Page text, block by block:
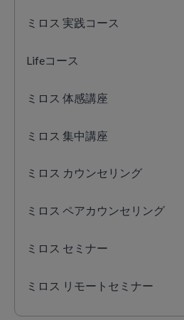
ミロス 実践コース
Lifeコース
ミロス 体感講座
ミロス 集中講座
ミロス カウンセリング
ミロス ペアカウンセリング
ミロス セミナー
ミロス リモートセミナー